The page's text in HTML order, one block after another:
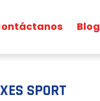
Blog
SPORT